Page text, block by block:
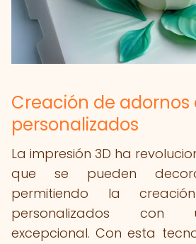
Creación de
personalizados
La impresión 3D ha
que se pueden
permitiendo la
personalizados con
excepcional. Con esta